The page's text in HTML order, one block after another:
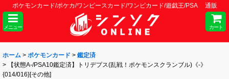
ポケモンカード/ポケカ/ワンピースカード/ワンピカード/遊戯王/PSA 通販
メニュー カート
ホーム > ポケモンカード > 鑑定済
>
【状態A-/PSA10鑑定済】トリデプス(乱戦！ポケモンスクランブル)《-》
{014/016}[その他]